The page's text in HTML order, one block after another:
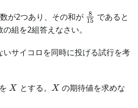
が2つあり、その和が \frac{8}
15
8
であると
組を2組答えなさい。
いサイコロを同時に投げる試行を考
X
X とする。 X
X の期待値を求めな